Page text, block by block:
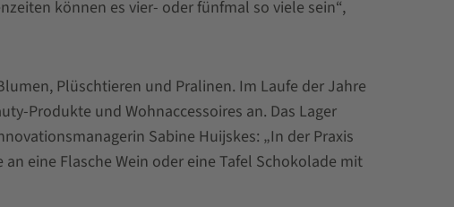
können es vier- oder fünfmal so viele sein“,
Plüschtieren und Pralinen. Im Laufe der Jahre
Produkte und Wohnaccessoires an. Das Lager
Sabine Huijskes: „In der Praxis
eine Flasche Wein oder eine Tafel Schokolade mit